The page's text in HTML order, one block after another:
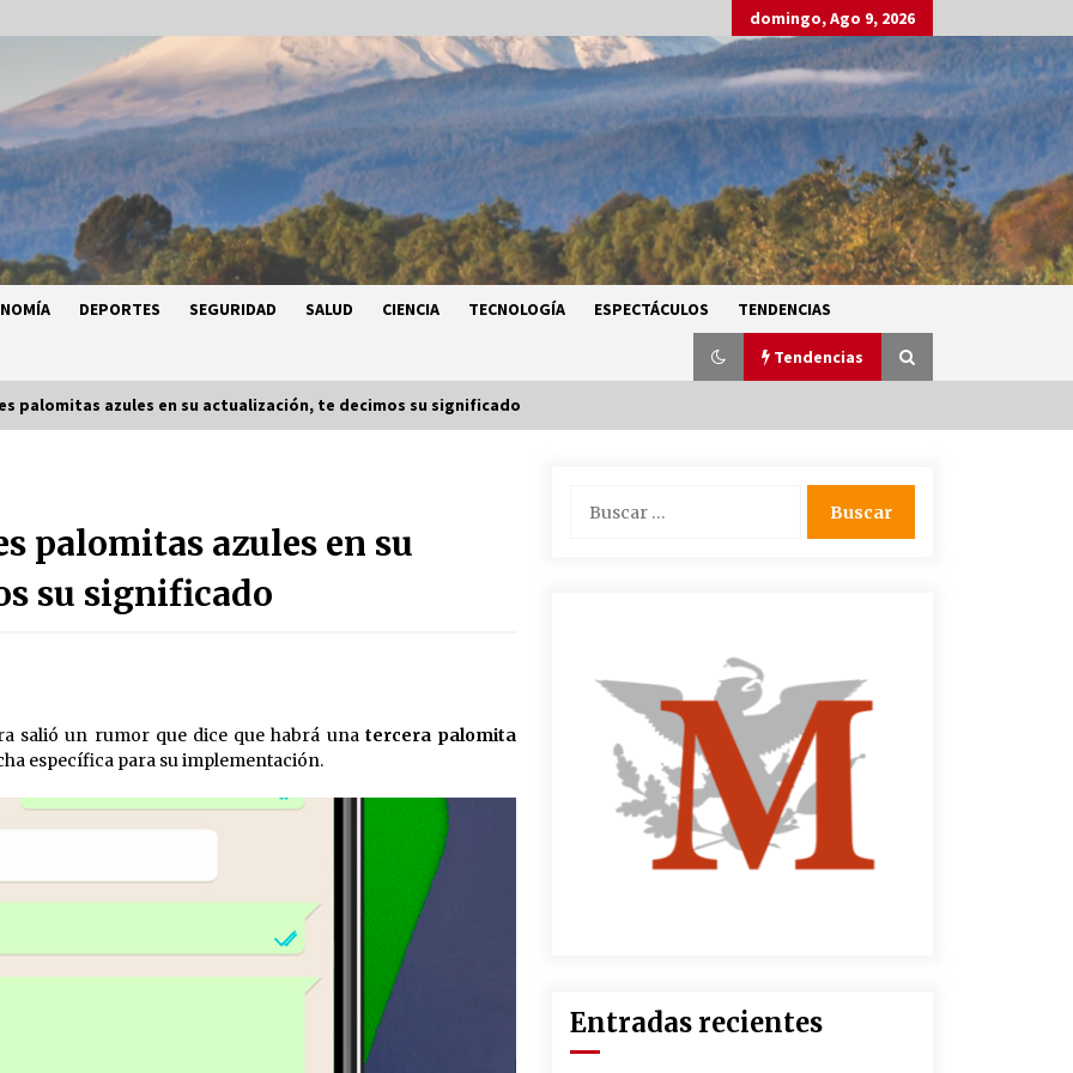
domingo, Ago 9, 2026
DEPORTES SEGURIDAD SALUD CIENCIA TECNOLOGÍA ESPECTÁCULOS TENDENCIAS
Tendencias
3 semanas atrás
granizo y calor extremo en gran
Detienen a funcionario por
CNTE y Segob: «ya dimos nuestras
propuestas»
Zar antidrogas de EE.UU.: “vamos
por los políticos mexicanos que
protegen al narco”
2 meses atrás
Trump asegura que barcos
2 meses atrás
México libraría posible arancel de
EE.UU. en 85% de sus exportaciones
palomitas azules en su actualización, te decimos su significado
palomitas azules en su
su significado
salió un rumor que dice que habrá unatercera palomita
específica para su implementación.
Entradas recientes